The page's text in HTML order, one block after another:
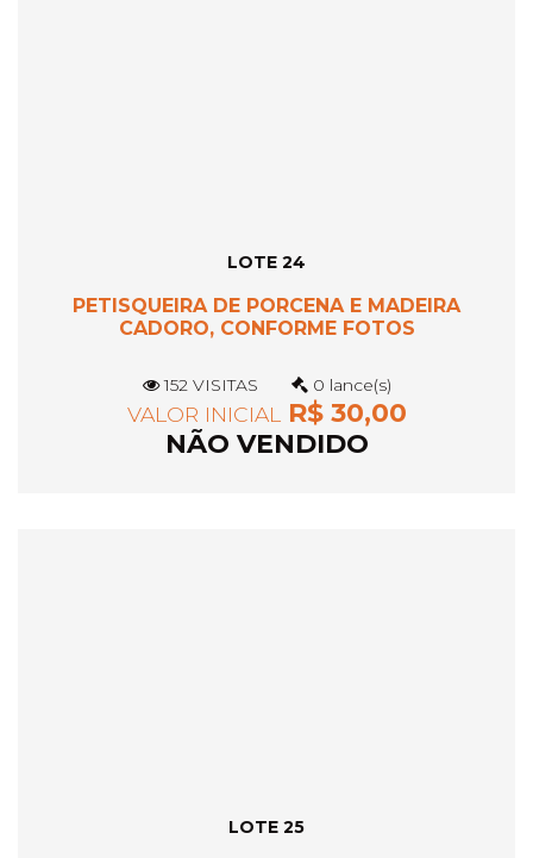
LOTE 24
PETISQUEIRA DE PORCENA E MADEIRA
CADORO, CONFORME FOTOS
152 VISITAS 0 lance(s)
VALOR INICIAL R$ 30,00
NÃO VENDIDO
LOTE 25